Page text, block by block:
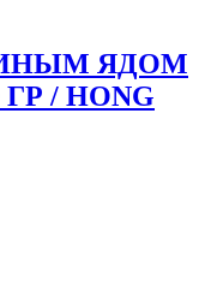
ЯДОМ
/ HONG